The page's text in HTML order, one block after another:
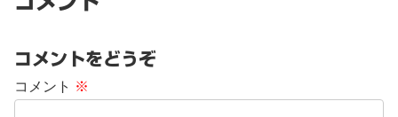
コメントをどうぞ
コメント ※